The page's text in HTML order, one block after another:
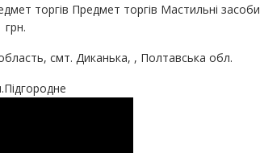
торгів Предмет торгів Мастильні засоби
грн.
смт. Диканька, , Полтавська обл.